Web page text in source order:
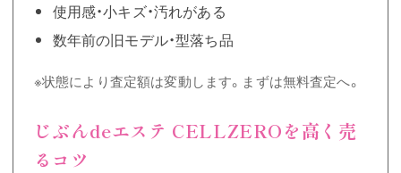
使用感・小キズ・汚れがある
数年前の旧モデル・型落ち品
※状態により査定額は変動します。まずは無料査定へ。
じぶんdeエステ CELLZEROを高く売
るコツ